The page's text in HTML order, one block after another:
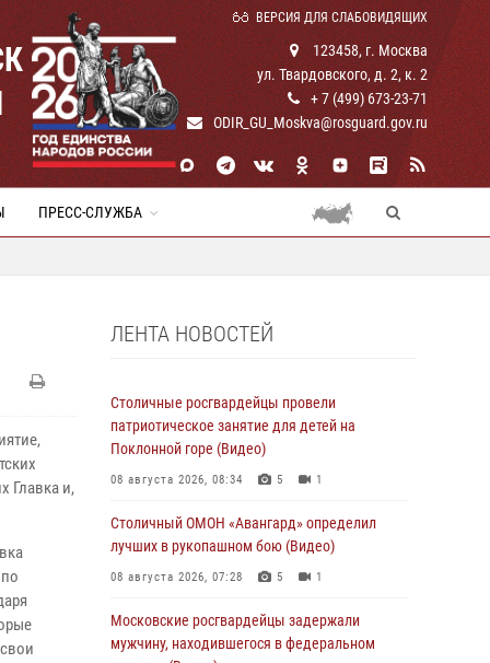
ВЕРСИЯ ДЛЯ СЛАБОВИДЯЩИХ
123458, г. Москва
ул. Твардовского, д. 2, к. 2
+ 7 (499) 673-23-71
ODIR_GU_Moskva@rosguard.gov.ru
ПРЕСС-СЛУЖБА
Главка и,
ЛЕНТА НОВОСТЕЙ
Столичные росгвардейцы провели
патриотическое занятие для детей на
Поклонной горе (Видео)
08 августа 2026, 08:34 5 1
Столичный ОМОН «Авангард» определил
лучших в рукопашном бою (Видео)
08 августа 2026, 07:28 5 1
Московские росгвардейцы задержали
мужчину, находившегося в федеральном